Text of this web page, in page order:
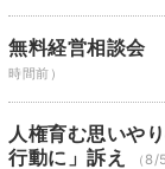
無料経営相談会
時間前）
人権育む思いや
行動に」訴え
（8/